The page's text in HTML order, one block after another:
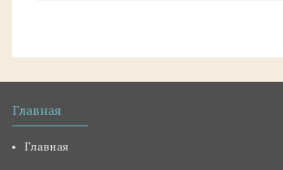
Главная
Главная